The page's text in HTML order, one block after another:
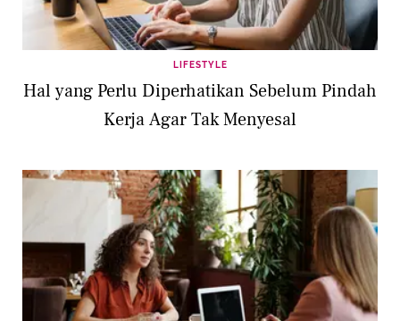
LIFESTYLE
Hal yang Perlu Diperhatikan Sebelum Pindah
Kerja Agar Tak Menyesal